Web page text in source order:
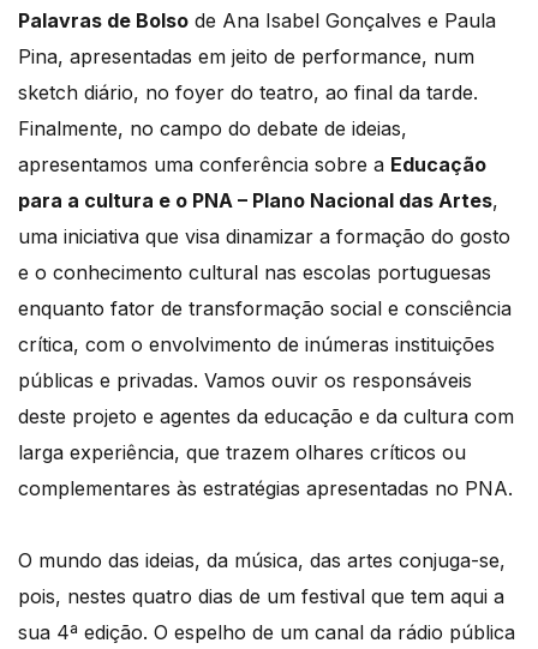
Palavras de Bolso de Ana Isabel Gonçalves e Paula
Pina, apresentadas em jeito de performance, num
sketch diário, no foyer do teatro, ao final da tarde.
Finalmente, no campo do debate de ideias,
apresentamos uma conferência sobre a Educação
para a cultura e o PNA – Plano Nacional das Artes,
uma iniciativa que visa dinamizar a formação do gosto
e o conhecimento cultural nas escolas portuguesas
enquanto fator de transformação social e consciência
crítica, com o envolvimento de inúmeras instituições
públicas e privadas. Vamos ouvir os responsáveis
deste projeto e agentes da educação e da cultura com
larga experiência, que trazem olhares críticos ou
complementares às estratégias apresentadas no PNA.
O mundo das ideias, da música, das artes conjuga-se,
pois, nestes quatro dias de um festival que tem aqui a
sua 4ª edição. O espelho de um canal da rádio pública